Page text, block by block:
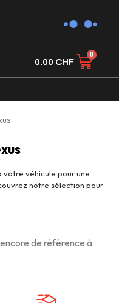
0.00 CHF
votre véhicule pour une
notre sélection pour
de référence à